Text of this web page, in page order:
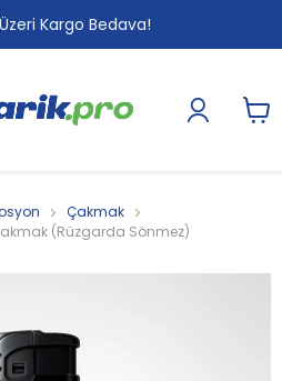
Kargo Bedava!
1 2
Çakmak
(Rüzgarda Sönmez)